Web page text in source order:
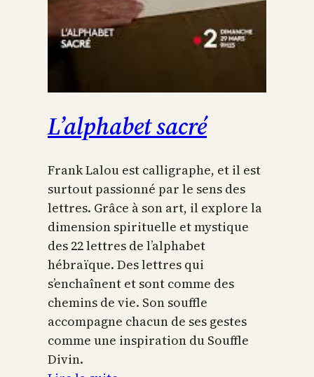
L’alphabet sacré
Frank Lalou est calligraphe, et il est
surtout passionné par le sens des
lettres. Grâce à son art, il explore la
dimension spirituelle et mystique
des 22 lettres de l’alphabet
hébraïque. Des lettres qui
s’enchaînent et sont comme des
chemins de vie. Son souffle
accompagne chacun de ses gestes
comme une inspiration du Souffle
Divin.